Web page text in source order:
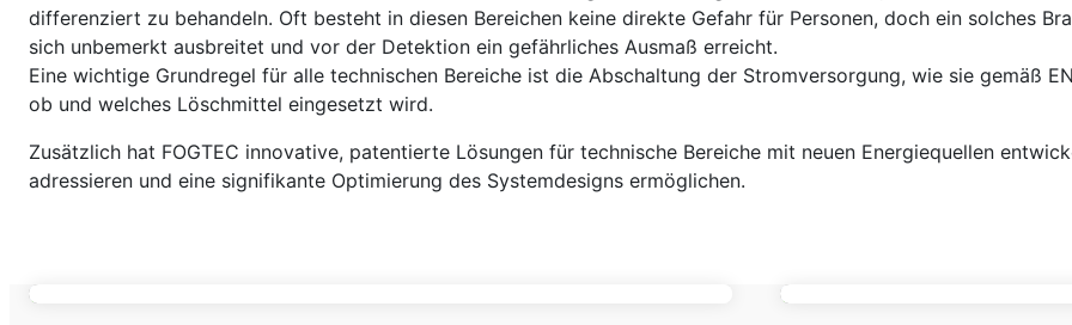
differenziert zu behandeln. Oft besteht in diesen Bereichen keine direkte Gefahr für Personen, doch ein solches
sich unbemerkt ausbreitet und vor der Detektion ein gefährliches Ausmaß erreicht.
Eine wichtige Grundregel für alle technischen Bereiche ist die Abschaltung der Stromversorgung, wie sie gemäß
ob und welches Löschmittel eingesetzt wird.
Zusätzlich hat FOGTEC innovative, patentierte Lösungen für technische Bereiche mit neuen Energiequellen
adressieren und eine signifikante Optimierung des Systemdesigns ermöglichen.
HILFSAGGREGATE (APUS)